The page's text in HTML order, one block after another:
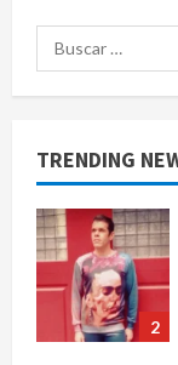
Buscar:
TRENDING 1
2